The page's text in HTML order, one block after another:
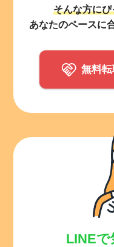
そんな方に
あなたのペースに
無料
LINEで